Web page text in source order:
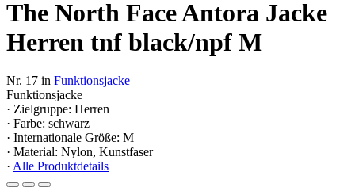
The North Face Antora Jacke
Herren tnf black/npf M
Nr. 17 in Funktionsjacke
Funktionsjacke
· Zielgruppe: Herren
· Farbe: schwarz
· Internationale Größe: M
· Material: Nylon, Kunstfaser
· Alle Produktdetails